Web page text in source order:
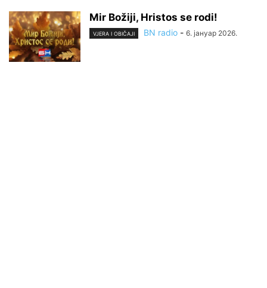
Mir Božiji, Hristos se rodi!
VJERA I OBIČAJI BN radio - 6. јануар 2026.